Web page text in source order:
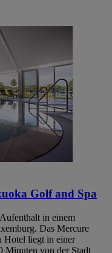
Golf and Spa
in einem
Das Mercure
liegt in einer
Minuten von der Stadt